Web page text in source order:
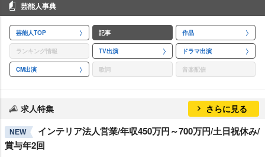
芸能人事典
芸能人TOP 記事 作品
ランキング情報 TV出演 ドラマ出演
CM出演 歌詞 音楽配信
求人特集 さらに見る
NEW
インテリア法人営業/年収450万円～700万円/土日祝休み/
賞与年2回